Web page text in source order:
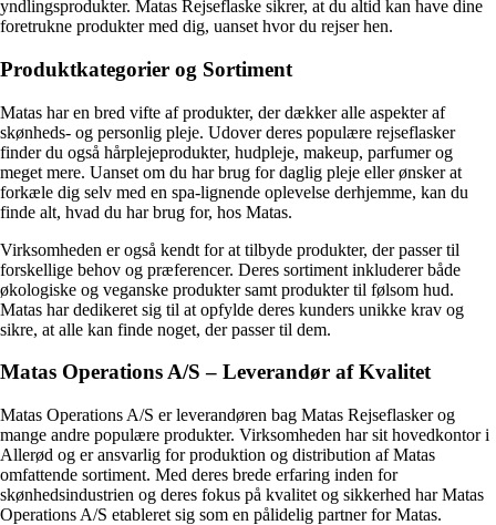
yndlingsprodukter. Matas Rejseflaske sikrer, at du altid kan have dine
foretrukne produkter med dig, uanset hvor du rejser hen.
Produktkategorier og Sortiment
Matas har en bred vifte af produkter, der dækker alle aspekter af
skønheds- og personlig pleje. Udover deres populære rejseflasker
finder du også hårplejeprodukter, hudpleje, makeup, parfumer og
meget mere. Uanset om du har brug for daglig pleje eller ønsker at
forkæle dig selv med en spa-lignende oplevelse derhjemme, kan du
finde alt, hvad du har brug for, hos Matas.
Virksomheden er også kendt for at tilbyde produkter, der passer til
forskellige behov og præferencer. Deres sortiment inkluderer både
økologiske og veganske produkter samt produkter til følsom hud.
Matas har dedikeret sig til at opfylde deres kunders unikke krav og
sikre, at alle kan finde noget, der passer til dem.
Matas Operations A/S – Leverandør af Kvalitet
Matas Operations A/S er leverandøren bag Matas Rejseflasker og
mange andre populære produkter. Virksomheden har sit hovedkontor i
Allerød og er ansvarlig for produktion og distribution af Matas
omfattende sortiment. Med deres brede erfaring inden for
skønhedsindustrien og deres fokus på kvalitet og sikkerhed har Matas
Operations A/S etableret sig som en pålidelig partner for Matas.